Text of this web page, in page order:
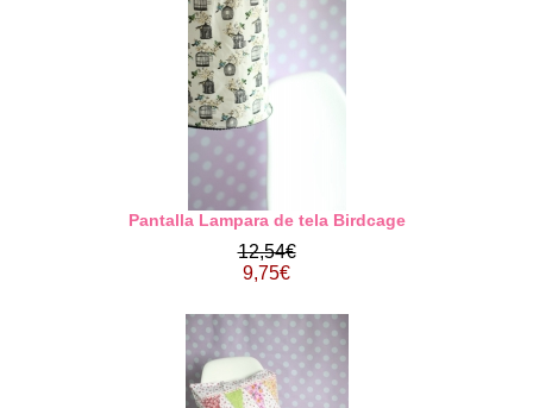
Pantalla Lampara de tela Birdcage
12,54€
9,75€